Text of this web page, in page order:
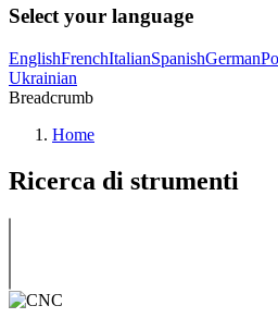
Select your language
EnglishFrenchItalianSpanishGerman
Ukrainian
Breadcrumb
Home
Ricerca di strumenti